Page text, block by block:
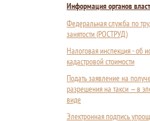
Информация органов
Федеральная служба по
занятости (РОСТРУД)
Налоговая инспекция - об
кадастровой стоимости
Подать заявление на
разрешения на такси — в
виде
Электронная подпись